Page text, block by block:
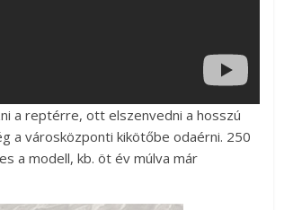
a reptérre, ott elszenvedni a hosszú
a városközponti kikötőbe odaérni. 250
a modell, kb. öt év múlva már